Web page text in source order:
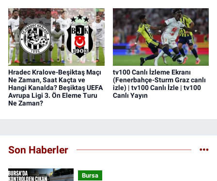
Hradec Kralove-Beşiktaş Maçı
Ne Zaman, Saat Kaçta ve
Hangi Kanalda? Beşiktaş UEFA
Avrupa Ligi 3. Ön Eleme Turu
Ne Zaman?
tv100 Canlı İzleme Ekranı
(Fenerbahçe-Sturm Graz canlı
izle) | tv100 Canlı İzle | tv100
Canlı Yayın
Son Haberler
Bursa